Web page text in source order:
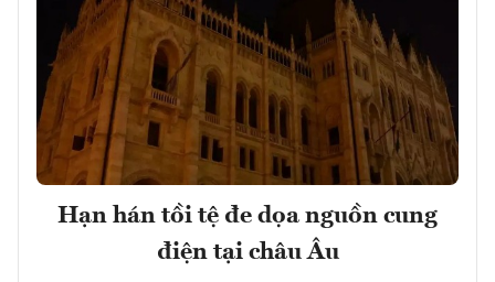
Hạn hán tồi tệ đe dọa nguồn cung
điện tại châu Âu